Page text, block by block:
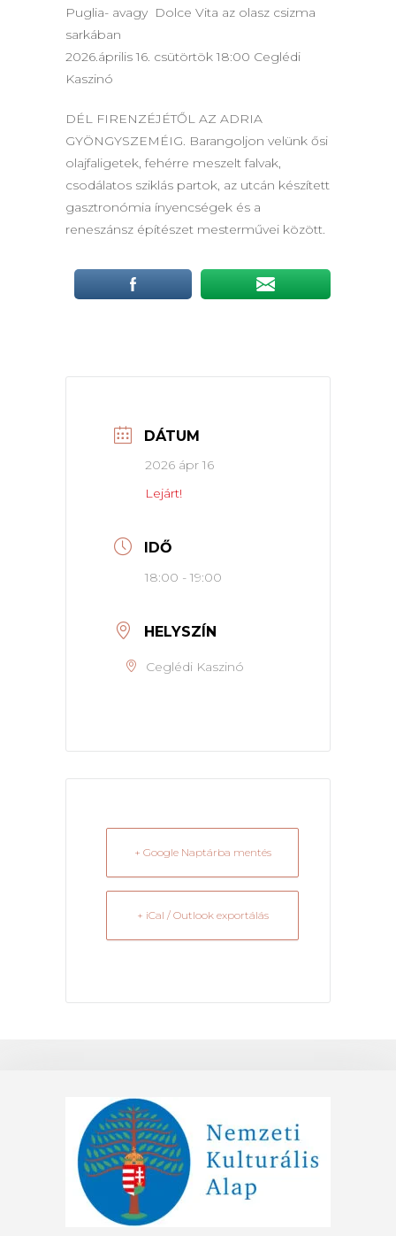
Puglia- avagy Dolce Vita az olasz csizma
sarkában
2026.április 16. csütörtök 18:00 Ceglédi
Kaszinó
DÉL FIRENZÉJÉTŐL AZ ADRIA
GYÖNGYSZEMÉIG. Barangoljon velünk ősi
olajfaligetek, fehérre meszelt falvak,
csodálatos sziklás partok, az utcán készített
gasztronómia ínyencségek és a
reneszánsz építészet mesterművei között.
DÁTUM
2026 ápr 16
Lejárt!
IDŐ
18:00 - 19:00
HELYSZÍN
Ceglédi Kaszinó
+ Google Naptárba mentés
+ iCal / Outlook exportálás